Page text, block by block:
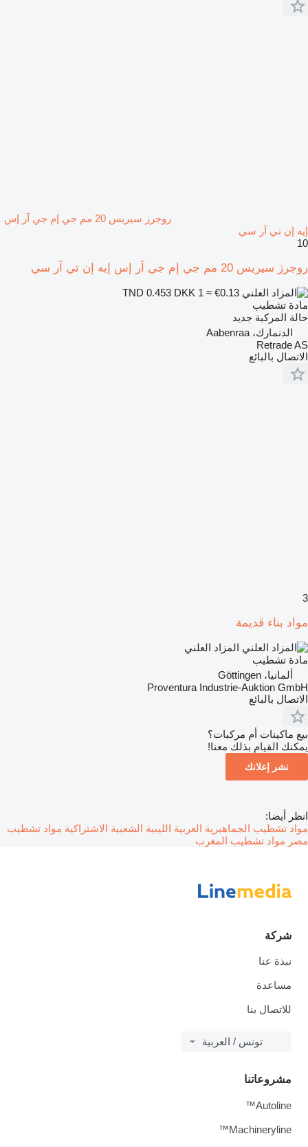
روجرز سيريس 20 مم جي إم جي آر إس
إيه إن تي آر سي
10
روجرز سيريس 20 مم جي إم جي آر إس إيه إن تي آر سي
DKK 1 ≈ €0.13
مادة تشطيب
حالة المركبة جديد
الدنمارك، Aabenraa
Retrade AS
الاتصال بالبائع
3
مواد بناء قديمة
المزاد العلني
مادة تشطيب
ألمانيا، Göttingen
Proventura Industrie-Auktion GmbH
الاتصال بالبائع
بيع ماكينات أم مركبات؟
يمكنك القيام بذلك معنا!
نشر إعلانك
انظر أيضا:
مواد تشطيب الجماهيرية العربية الليبية الشعبية الاشتراكية مواد تشطيب
مصر مواد تشطيب المغرب
شركة
نبذة عنا
مساعدة
للاتصال بنا
تونس / العربية
مشروعاتنا
Autoline™
Machineryline™